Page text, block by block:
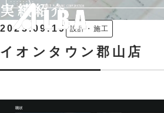
実績紹介
2023.09.19 設計・施工
イオンタウン郡山店